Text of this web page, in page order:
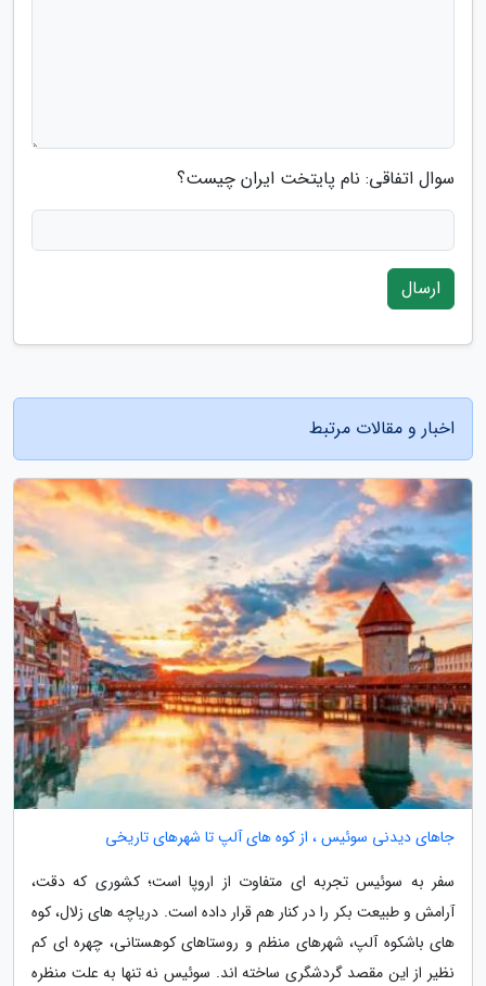
سوال اتفاقی: نام پایتخت ایران چیست؟
ارسال
اخبار و مقالات مرتبط
جاهای دیدنی سوئیس ، از کوه های آلپ تا شهرهای تاریخی
سفر به سوئیس تجربه ای متفاوت از اروپا است؛ کشوری که دقت،
آرامش و طبیعت بکر را در کنار هم قرار داده است. دریاچه های زلال، کوه
های باشکوه آلپ، شهرهای منظم و روستاهای کوهستانی، چهره ای کم
نظیر از این مقصد گردشگری ساخته اند. سوئیس نه تنها به علت منظره